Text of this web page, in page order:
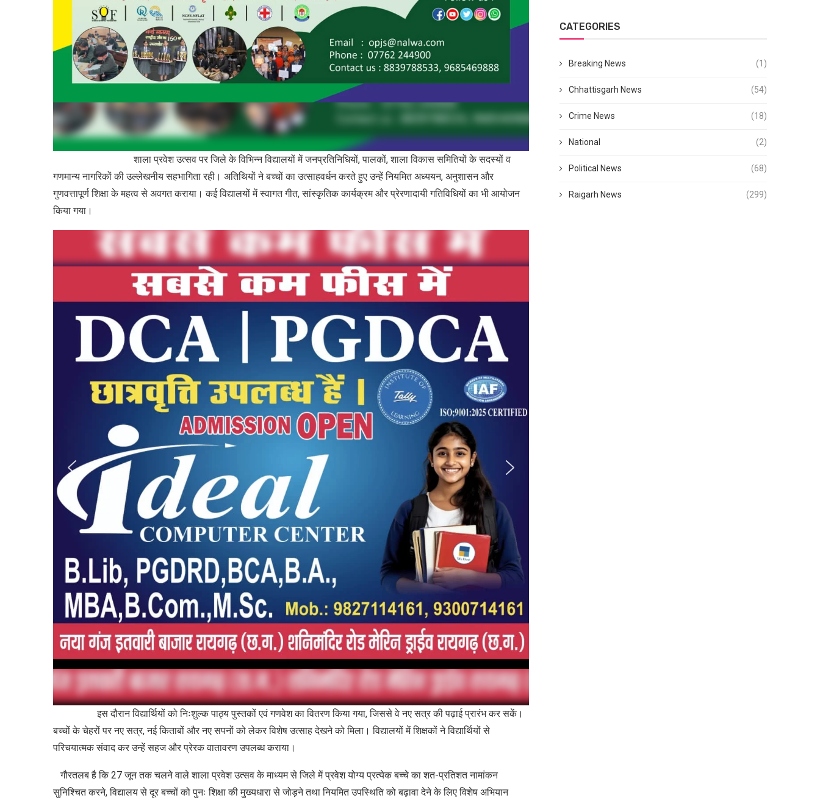
शाला प्रवेश उत्सव पर जिले के विभिन्न विद्यालयों में जनप्रतिनिधियों, पालकों, शाला विकास समितियों के सदस्यों व
गणमान्य नागरिकों की उल्लेखनीय सहभागिता रही। अतिथियों ने बच्चों का उत्साहवर्धन करते हुए उन्हें नियमित अध्ययन, अनुशासन और
गुणवत्तापूर्ण शिक्षा के महत्व से अवगत कराया। कई विद्यालयों में स्वागत गीत, सांस्कृतिक कार्यक्रम और प्रेरणादायी गतिविधियों का भी आयोजन
किया गया।
इस दौरान विद्यार्थियों को निःशुल्क पाठ्य पुस्तकों एवं गणवेश का वितरण किया गया, जिससे वे नए सत्र की पढ़ाई प्रारंभ कर सकें।
बच्चों के चेहरों पर नए सत्र, नई किताबों और नए सपनों को लेकर विशेष उत्साह देखने को मिला। विद्यालयों में शिक्षकों ने विद्यार्थियों से
परिचयात्मक संवाद कर उन्हें सहज और प्रेरक वातावरण उपलब्ध कराया।
गौरतलब है कि 27 जून तक चलने वाले शाला प्रवेश उत्सव के माध्यम से जिले में प्रवेश योग्य प्रत्येक बच्चे का शत-प्रतिशत नामांकन
सुनिश्चित करने, विद्यालय से दूर बच्चों को पुनः शिक्षा की मुख्यधारा से जोड़ने तथा नियमित उपस्थिति को बढ़ावा देने के लिए विशेष अभियान
CATEGORIES
Breaking News (1)
Chhattisgarh News (54)
Crime News (18)
National (2)
Political News (68)
Raigarh News (299)